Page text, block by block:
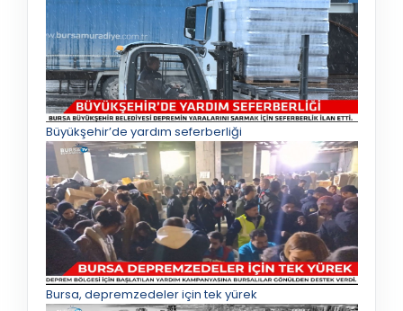
Büyükşehir’de yardım seferberliği
Bursa, depremzedeler için tek yürek